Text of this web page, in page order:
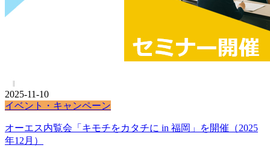
2025-11-10
イベント・キャンペーン
オーエス内覧会「キモチをカタチに in 福岡」を開催（2025
年12月）